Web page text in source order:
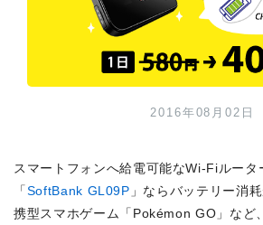
2016年08月02日
スマートフォンへ給電可能なWi-Fiルータ
「SoftBank GL09P 」ならバッテリー消
携型スマホゲーム「Pokémon GO」など